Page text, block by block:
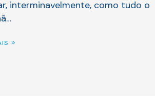
interminavelmente, como tudo o